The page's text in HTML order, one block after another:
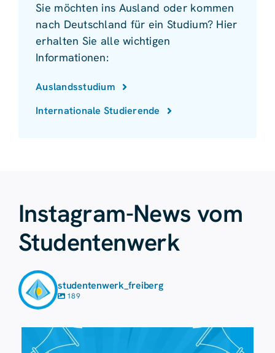
Sie möchten ins Ausland oder kommen
nach Deutschland für ein Studium? Hier
erhalten Sie alle wichtigen
Informationen:
Auslandsstudium
Internationale Studierende
Instagram-News vom
Studentenwerk
studentenwerk_freiberg
189